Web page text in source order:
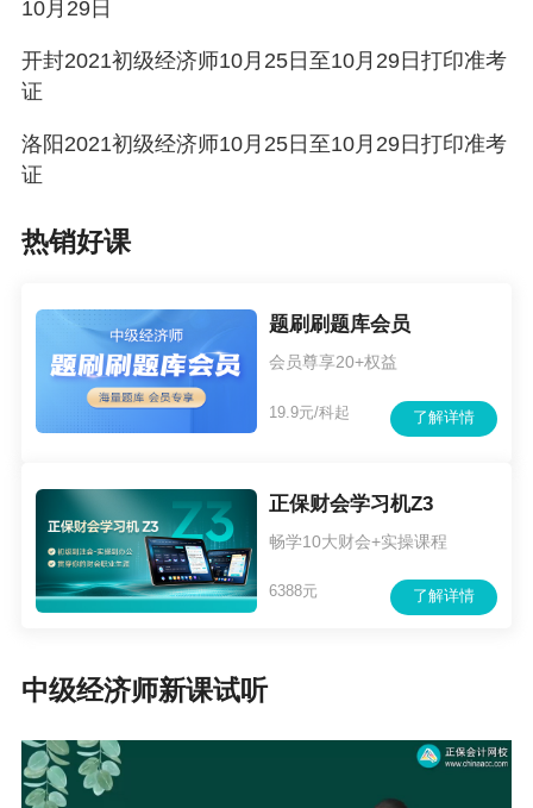
10月29日
开封2021初级经济师10月25日至10月29日打印准考
证
洛阳2021初级经济师10月25日至10月29日打印准考
证
热销好课
题刷刷题库会员
会员尊享20+权益
了解详情
19.9元/科起
正保财会学习机Z3
畅学10大财会+实操课程
了解详情
6388元
中级经济师新课试听